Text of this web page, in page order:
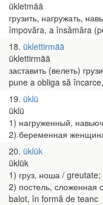
ükletmää
грузить, нагружать,
împovăra, a însămăra
18 üklettirmää
üklettirmää
заставить (велеть)
pune a obliga să
19 üklü
üklü
1) нагруженный,
2) беременная
20 üklük
üklük
1) груз, ноша /
2) постель, сложенная
balot, în formă de teanc